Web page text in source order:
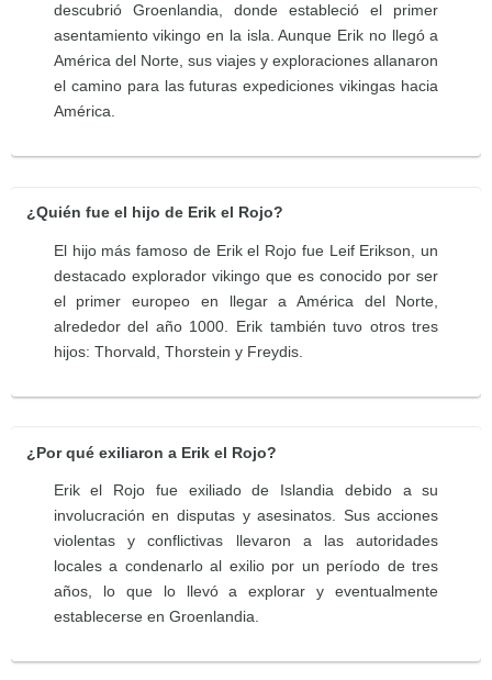
descubrió Groenlandia, donde estableció el primer
asentamiento vikingo en la isla. Aunque Erik no llegó a
América del Norte, sus viajes y exploraciones allanaron
el camino para las futuras expediciones vikingas hacia
América.
¿Quién fue el hijo de Erik el Rojo?
El hijo más famoso de Erik el Rojo fue Leif Erikson, un
destacado explorador vikingo que es conocido por ser
el primer europeo en llegar a América del Norte,
alrededor del año 1000. Erik también tuvo otros tres
hijos: Thorvald, Thorstein y Freydis.
¿Por qué exiliaron a Erik el Rojo?
Erik el Rojo fue exiliado de Islandia debido a su
involucración en disputas y asesinatos. Sus acciones
violentas y conflictivas llevaron a las autoridades
locales a condenarlo al exilio por un período de tres
años, lo que lo llevó a explorar y eventualmente
establecerse en Groenlandia.